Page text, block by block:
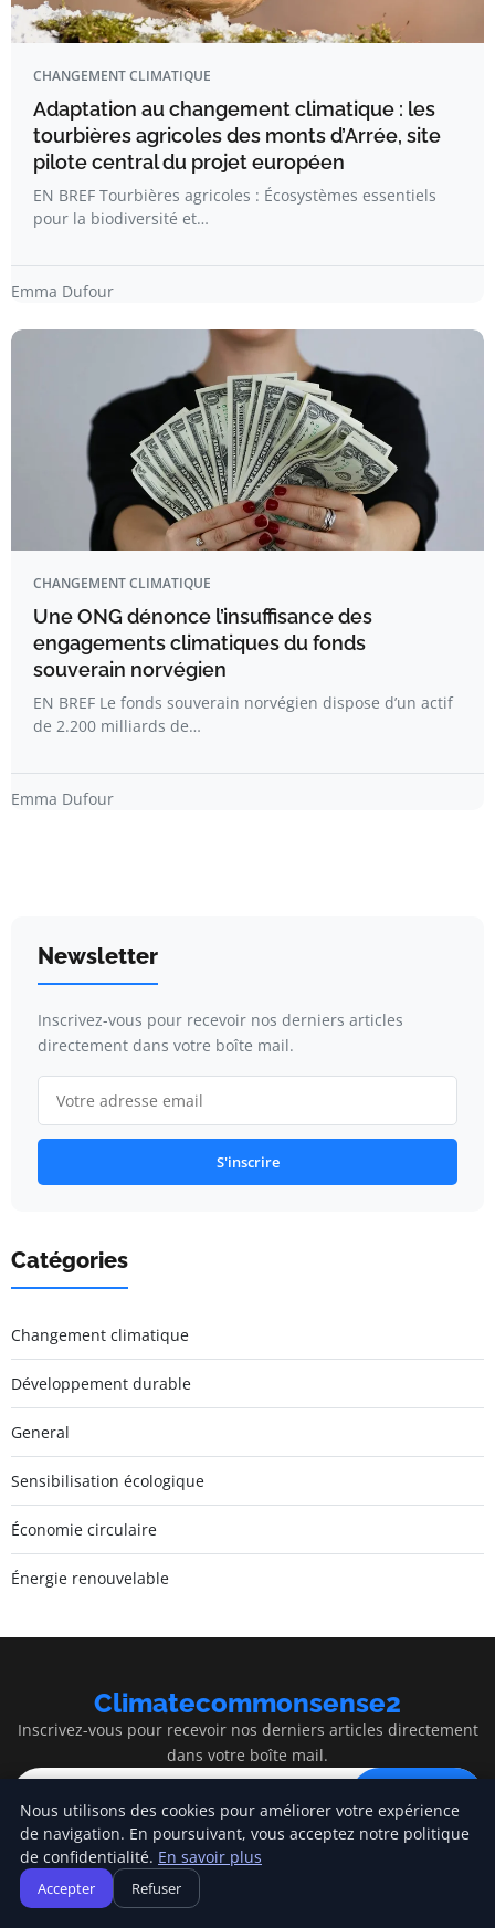
CHANGEMENT CLIMATIQUE
Adaptation au changement climatique : les
tourbières agricoles des monts d’Arrée, site
pilote central du projet européen
EN BREF Tourbières agricoles : Écosystèmes essentiels
pour la biodiversité et…
Emma Dufour
CHANGEMENT CLIMATIQUE
Une ONG dénonce l’insuffisance des
engagements climatiques du fonds
souverain norvégien
EN BREF Le fonds souverain norvégien dispose d’un actif
de 2.200 milliards de…
Emma Dufour
Newsletter
Inscrivez-vous pour recevoir nos derniers articles
directement dans votre boîte mail.
S'inscrire
Catégories
Changement climatique
Développement durable
General
Sensibilisation écologique
Économie circulaire
Énergie renouvelable
Climatecommonsense2
Inscrivez-vous pour recevoir nos derniers articles directement
dans votre boîte mail.
Climatecommonsense2
Nous utilisons des cookies pour améliorer votre expérience
de navigation. En poursuivant, vous acceptez notre politique
de confidentialité. En savoir plus
Accepter Refuser